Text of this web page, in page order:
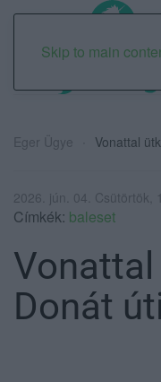
Skip to main
Eger Ügye Vonattal
2026. jún. 04. Csütörtök,
Címkék: baleset
Donát